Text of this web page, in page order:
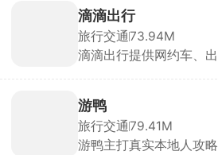
预订酒店和票务，操作简
台报销方便，为企业员工
的服务，入住出行无忧。
滴滴出行
旅行交通73.94M
滴滴出行提供网约车、
送、家庭出游等场景。提
车”与“宠物专车”，配备
支持全程定位追踪。严选
明，提供按小时包车、
游鸭
旅行交通79.41M
游鸭主打真实本地人攻